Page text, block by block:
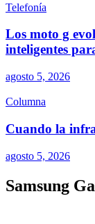
Telefonía
Los moto g
inteligentes
agosto 5, 2026
Columna
Cuando la
agosto 5, 2026
Samsung